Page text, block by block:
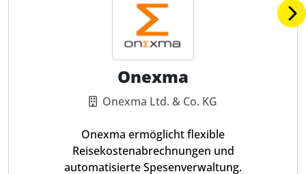
Onexma
Onexma Ltd. & Co. KG
Onexma ermöglicht flexible
Reisekostenabrechnungen und
automatisierte Spesenverwaltung.